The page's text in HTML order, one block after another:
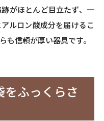
がほとんど目立たず、一
ルロン酸成分を届けるこ
も信頼が厚い器具です。
をふっくらさ